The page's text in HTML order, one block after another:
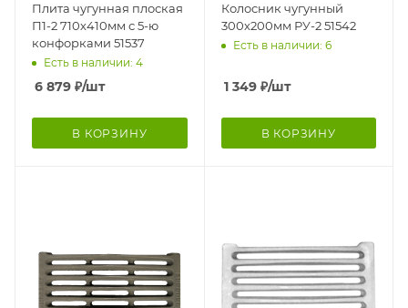
Плита чугунная плоская
П1-2 710х410мм с 5-ю
конфорками 51537
Есть в наличии: 4
6 879 ₽/шт
В КОРЗИНУ
Колосник чугунный
300х200мм РУ-2 51542
Есть в наличии: 6
1 349₽/шт
В КОРЗИНУ